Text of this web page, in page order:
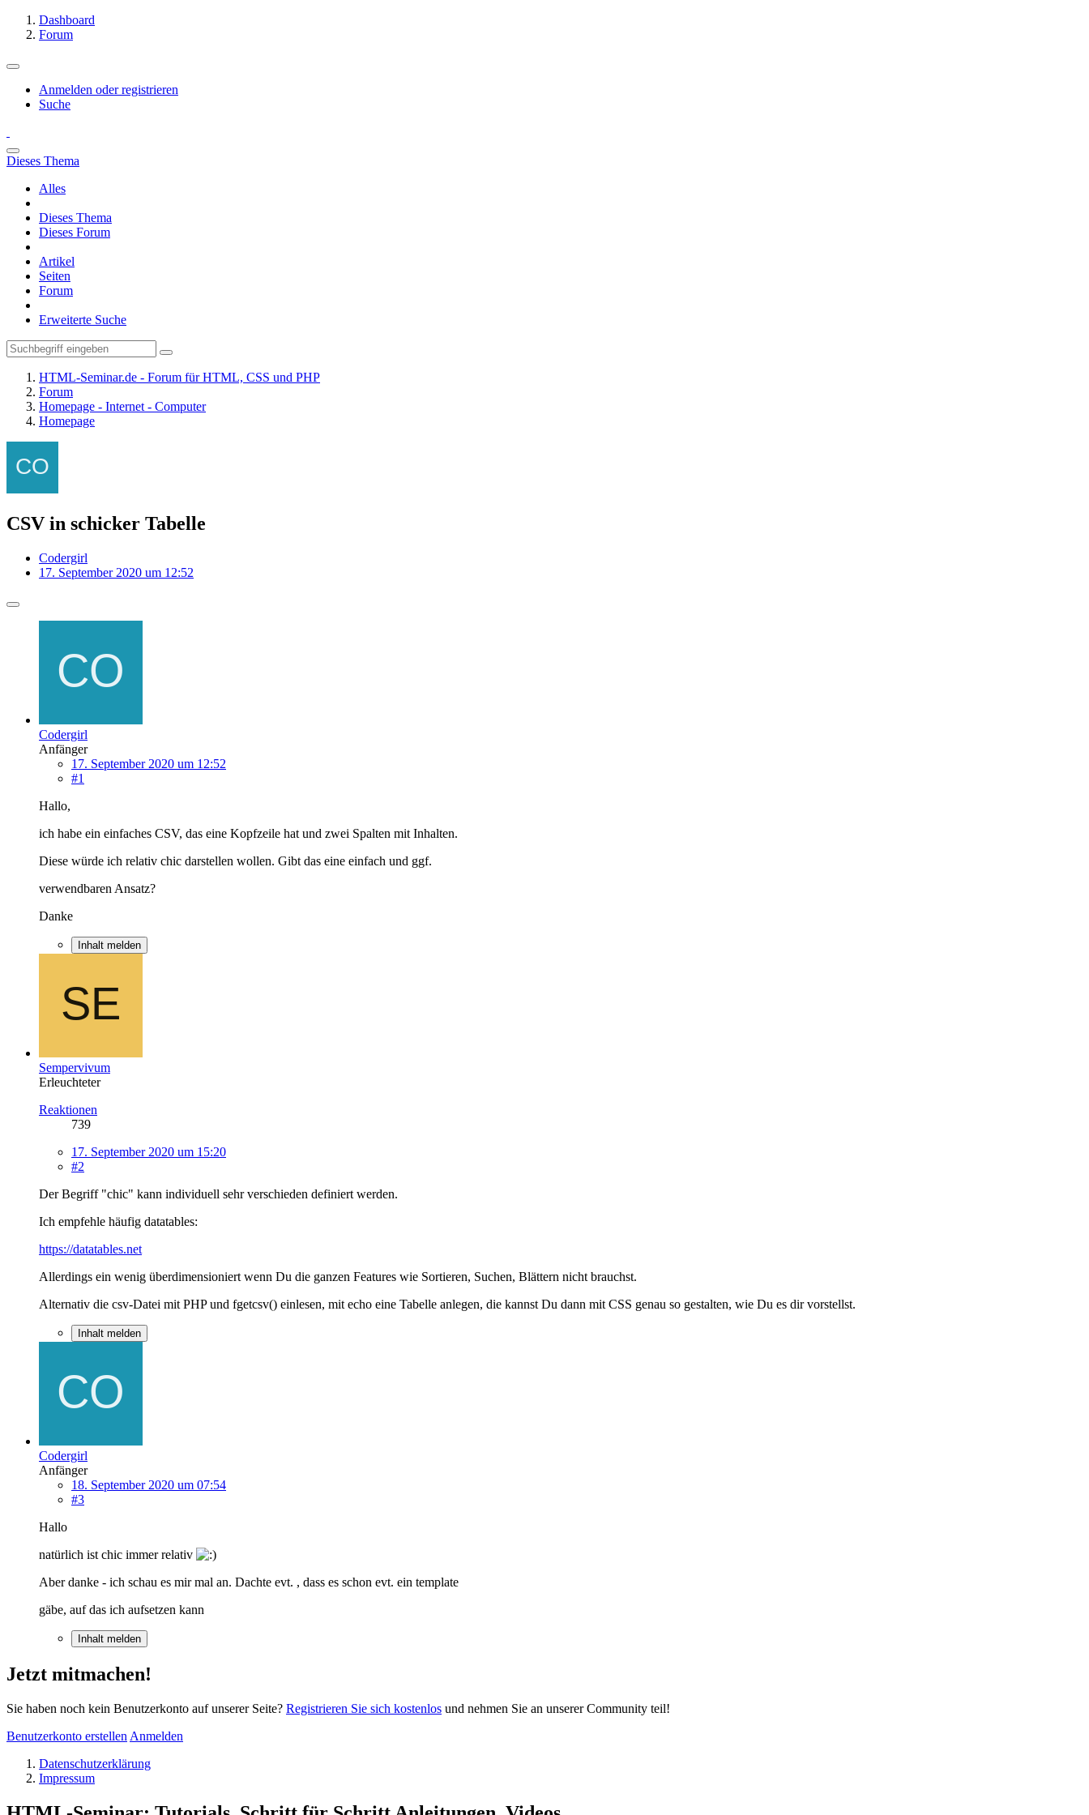
Dashboard
Forum
Anmelden oder registrieren
Suche
Dieses Thema
Alles
Dieses Thema
Dieses Forum
Artikel
Seiten
Forum
Erweiterte Suche
HTML-Seminar.de - Forum für HTML, CSS und PHP
Forum
Homepage - Internet - Computer
Homepage
CSV in schicker Tabelle
Codergirl
17. September 2020 um 12:52
Codergirl
Anfänger
17. September 2020 um 12:52
#1
Hallo,
ich habe ein einfaches CSV, das eine Kopfzeile hat und zwei Spalten mit Inhalten.
Diese würde ich relativ chic darstellen wollen. Gibt das eine einfach und ggf.
verwendbaren Ansatz?
Danke
Inhalt melden
Sempervivum
Erleuchteter
Reaktionen
739
17. September 2020 um 15:20
#2
Der Begriff "chic" kann individuell sehr verschieden definiert werden.
Ich empfehle häufig datatables:
https://datatables.net
Allerdings ein wenig überdimensioniert wenn Du die ganzen Features wie Sortieren, Suchen, Blättern nicht brauchst.
Alternativ die csv-Datei mit PHP und fgetcsv() einlesen, mit echo eine Tabelle anlegen, die kannst Du dann mit CSS genau so gestalten, wie Du es dir vorstellst.
Inhalt melden
Codergirl
Anfänger
18. September 2020 um 07:54
#3
Hallo
natürlich ist chic immer relativ
Aber danke - ich schau es mir mal an. Dachte evt. , dass es schon evt. ein template
gäbe, auf das ich aufsetzen kann
Inhalt melden
Jetzt mitmachen!
Sie haben noch kein Benutzerkonto auf unserer Seite? Registrieren Sie sich kostenlos und nehmen Sie an unserer Community teil!
Benutzerkonto erstellen Anmelden
Datenschutzerklärung
Impressum